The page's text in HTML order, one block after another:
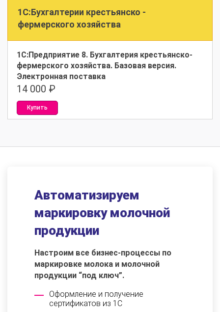
1С:Бухгалтерии крестьянско -
фермерского хозяйства
1С:Предприятие 8. Бухгалтерия крестьянско-
фермерского хозяйства. Базовая версия.
Электронная поставка
14 000 ₽
Купить
Автоматизируем
маркировку молочной
продукции
Настроим все бизнес-процессы по
маркировке молока и молочной
продукции “под ключ”.
Оформление и получение
сертификатов из 1С